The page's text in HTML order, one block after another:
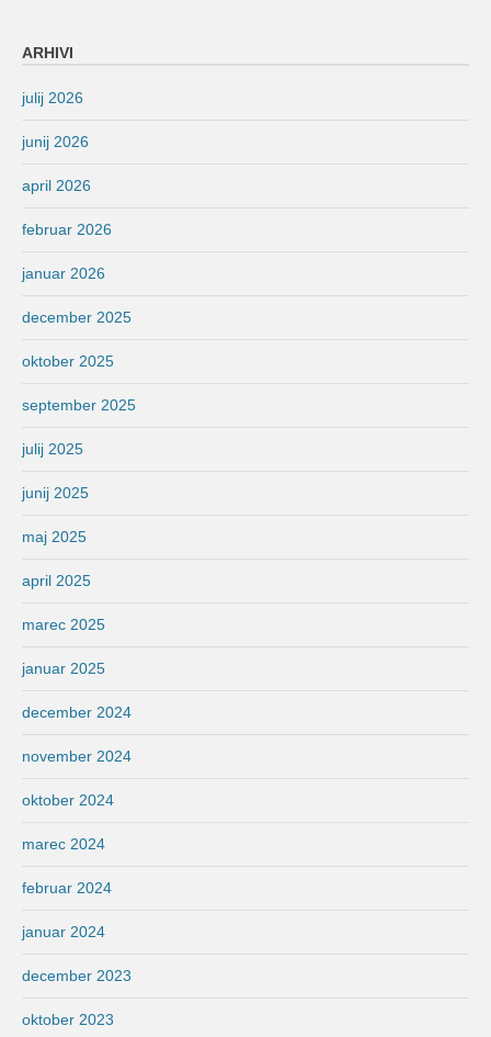
ARHIVI
julij 2026
junij 2026
april 2026
februar 2026
januar 2026
december 2025
oktober 2025
september 2025
julij 2025
junij 2025
maj 2025
april 2025
marec 2025
januar 2025
december 2024
november 2024
oktober 2024
marec 2024
februar 2024
januar 2024
december 2023
oktober 2023